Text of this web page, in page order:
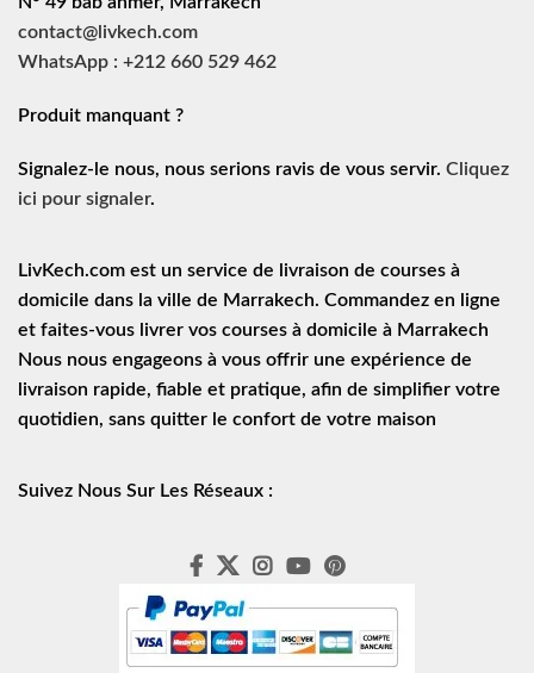
contact@livkech.com
WhatsApp : +212 660 529 462
Produit manquant ?
Signalez-le nous, nous serions ravis de vous servir. Cliquez
ici pour signaler.
LivKech.com est un service de
livraison de courses à
domicile dans la ville de Marrakech. Commandez en ligne
et faites-vous livrer vos courses à domicile à Marrakech
Nous nous engageons à vous offrir une expérience de
livraison rapide, fiable et pratique, afin de simplifier votre
quotidien, sans quitter le confort de votre maison
Suivez Nous Sur Les Réseaux :